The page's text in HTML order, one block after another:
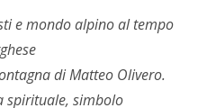
e mondo alpino al tempo
di Matteo Olivero.
spirituale, simbolo